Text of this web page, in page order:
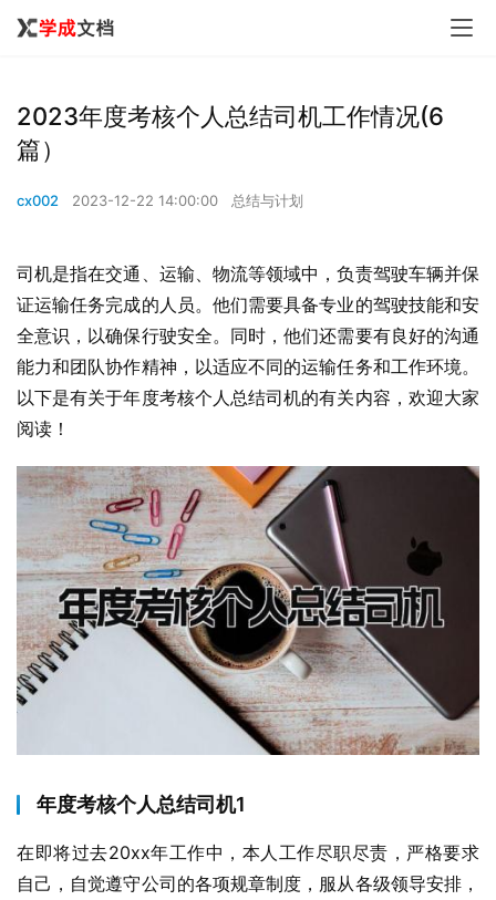
2023年度考核个人总结司机工作情况(6
篇）
cx002 2023-12-22 14:00:00 总结与计划
司机是指在交通、运输、物流等领域中，负责驾驶车辆并保
证运输任务完成的人员。他们需要具备专业的驾驶技能和安
全意识，以确保行驶安全。同时，他们还需要有良好的沟通
能力和团队协作精神，以适应不同的运输任务和工作环境。
以下是有关于年度考核个人总结司机的有关内容，欢迎大家
阅读！
年度考核个人总结司机1
在即将过去20xx年工作中，本人工作尽职尽责，严格要求
自己，自觉遵守公司的各项规章制度，服从各级领导安排，